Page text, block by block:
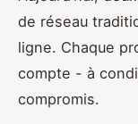
de réseau
ligne. Chaque
compte - à
compromis.